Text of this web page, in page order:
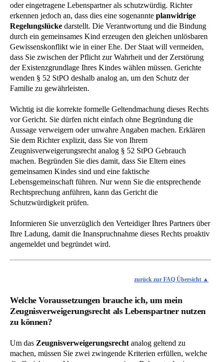
oder eingetragene Lebenspartner als schutzwürdig. Richter
erkennen jedoch an, dass dies eine sogenannte planwidrige
Regelungslücke darstellt. Die Verantwortung und die Bindung
durch ein gemeinsames Kind erzeugen den gleichen unlösbaren
Gewissenskonflikt wie in einer Ehe. Der Staat will vermeiden,
dass Sie zwischen der Pflicht zur Wahrheit und der Zerstörung
der Existenzgrundlage Ihres Kindes wählen müssen. Gerichte
wenden § 52 StPO deshalb analog an, um den Schutz der
Familie zu gewährleisten.
Wichtig ist die korrekte formelle Geltendmachung dieses Rechts
vor Gericht. Sie dürfen nicht einfach ohne Begründung die
Aussage verweigern oder unwahre Angaben machen. Erklären
Sie dem Richter explizit, dass Sie von Ihrem
Zeugnisverweigerungsrecht analog § 52 StPO Gebrauch
machen. Begründen Sie dies damit, dass Sie Eltern eines
gemeinsamen Kindes sind und eine faktische
Lebensgemeinschaft führen. Nur wenn Sie die entsprechende
Rechtsprechung anführen, kann das Gericht die
Schutzwürdigkeit prüfen.
Informieren Sie unverzüglich den Verteidiger Ihres Partners über
Ihre Ladung, damit die Inanspruchnahme dieses Rechts proaktiv
angemeldet und begründet wird.
zurück zur FAQ Übersicht
Welche Voraussetzungen brauche ich, um mein
Zeugnisverweigerungsrecht als Lebenspartner nutzen
zu können?
Um das Zeugnisverweigerungsrecht analog geltend zu
machen, müssen Sie zwei zwingende Kriterien erfüllen, welche